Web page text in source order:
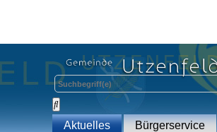
Aktuelles
Bürgerservice